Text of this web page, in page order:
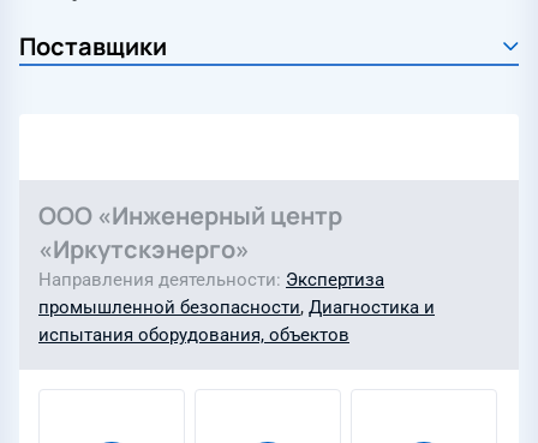
ООО «Инженерный центр
«Иркутскэнерго»
Направления деятельности Экспертиза
промышленной безопасности, Диагностика и
испытания оборудования, объектов